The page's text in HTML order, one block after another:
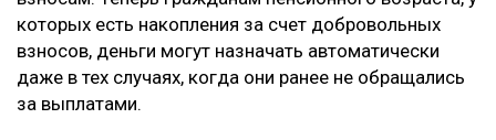
которых есть накопления за счет добровольных
взносов, деньги могут назначать автоматически
даже в тех случаях, когда они ранее не обращались
за выплатами.